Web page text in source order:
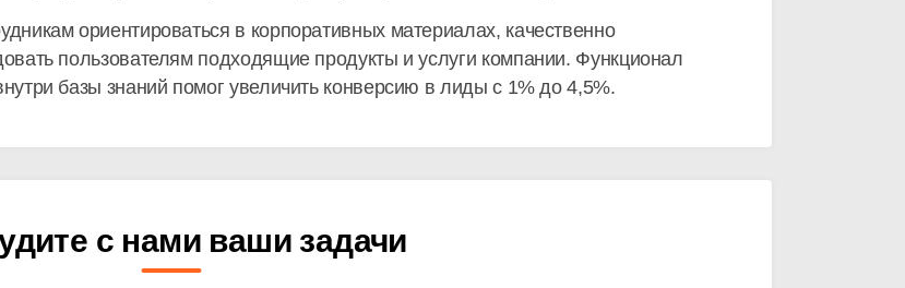
ориентироваться в корпоративных материалах, качественно
пользователям подходящие продукты и услуги компании. Функционал
базы знаний помог увеличить конверсию в лиды с 1% до 4,5%.
с нами ваши задачи